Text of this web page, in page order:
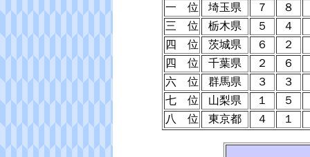
一 位
埼玉県 ７ ８
三 位
栃木県 ５
４
四 位
茨城県 ６
２
四 位
千葉県 ２
６
六 位
群馬県 ３
３
七 位
山梨県 １
５
八 位
東京都 ４ １